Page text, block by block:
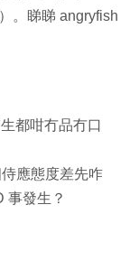
。睇睇 angryfish
都咁冇品冇口
應態度差先咋
事發生？